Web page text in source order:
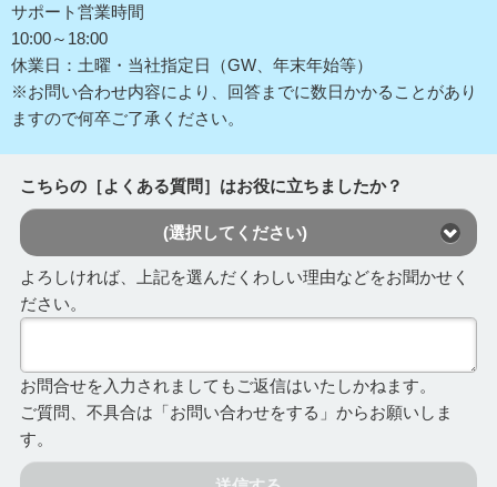
サポート営業時間
10:00～18:00
休業日：土曜・当社指定日（GW、年末年始等）
※お問い合わせ内容により、回答までに数日かかることがあり
ますので何卒ご了承ください。
こちらの［よくある質問］はお役に立ちましたか？
(選択してください)
よろしければ、上記を選んだくわしい理由などをお聞かせく
ださい。
お問合せを入力されましてもご返信はいたしかねます。
ご質問、不具合は「お問い合わせをする」からお願いしま
す。